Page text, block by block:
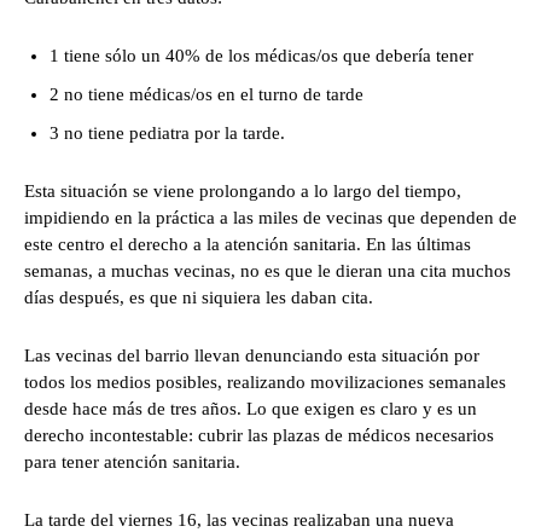
1 tiene sólo un 40% de los médicas/os que debería tener
2 no tiene médicas/os en el turno de tarde
3 no tiene pediatra por la tarde.
Esta situación se viene prolongando a lo largo del tiempo,
impidiendo en la práctica a las miles de vecinas que dependen de
este centro el derecho a la atención sanitaria. En las últimas
semanas, a muchas vecinas, no es que le dieran una cita muchos
días después, es que ni siquiera les daban cita.
Las vecinas del barrio llevan denunciando esta situación por
todos los medios posibles, realizando movilizaciones semanales
desde hace más de tres años. Lo que exigen es claro y es un
derecho incontestable: cubrir las plazas de médicos necesarios
para tener atención sanitaria.
La tarde del viernes 16, las vecinas realizaban una nueva